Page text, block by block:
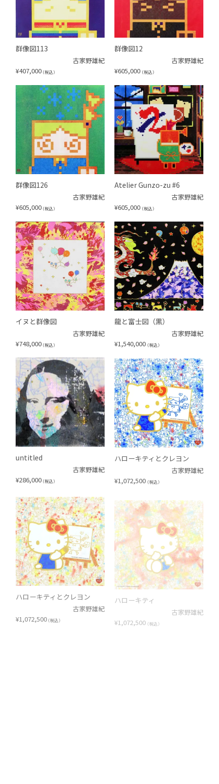
群像図113
古家野雄紀
¥407,000 （税込）
群像図12
古家野雄紀
¥605,000 （税込）
群像図126
古家野雄紀
¥605,000 （税込）
Atelier Gunzo-zu #6
古家野雄紀
¥605,000 （税込）
イヌと群像図
古家野雄紀
¥748,000 （税込）
龍と富士図（黒）
古家野雄紀
¥1,540,000 （税込）
untitled
古家野雄紀
¥286,000 （税込）
ハローキティとクレヨン
古家野雄紀
¥1,072,500 （税込）
ハローキティとクレヨン
古家野雄紀
¥1,072,500